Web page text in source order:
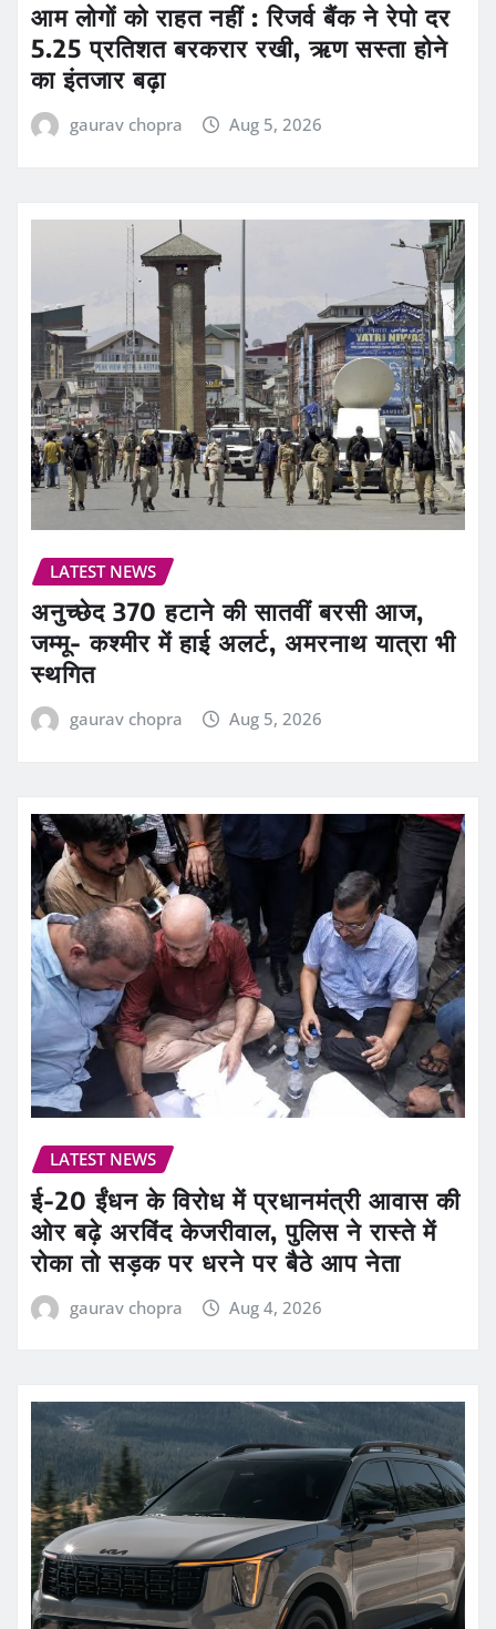
आम लोगों को राहत नहीं : रिजर्व बैंक ने रेपो दर
5.25 प्रतिशत बरकरार रखी, ऋण सस्ता होने
का इंतजार बढ़ा
gaurav chopra Aug 5, 2026
LATEST NEWS
अनुच्छेद 370 हटाने की सातवीं बरसी आज,
जम्मू- कश्मीर में हाई अलर्ट, अमरनाथ यात्रा भी
स्थगित
gaurav chopra Aug 5, 2026
LATEST NEWS
ई-20 ईंधन के विरोध में प्रधानमंत्री आवास की
ओर बढ़े अरविंद केजरीवाल, पुलिस ने रास्ते में
रोका तो सड़क पर धरने पर बैठे आप नेता
gaurav chopra Aug 4, 2026